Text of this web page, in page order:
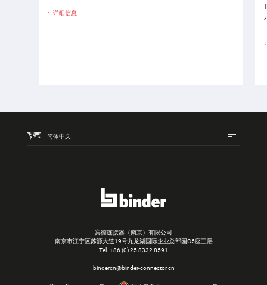
详细信息
简体中文
宾德连接器（南京）有限公司
南京市江宁区苏源大道19号九龙湖国际企业总部园C5座三层
Tel. +86 (0) 25 8332 8591
bindercn@binder-connector.cn